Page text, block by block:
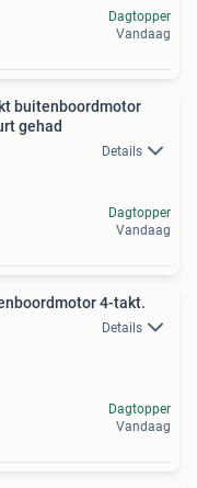
Dagtopper
Vandaag
buitenboordmotor
gehad
Details
Dagtopper
Vandaag
4-takt.
Details
Dagtopper
Vandaag